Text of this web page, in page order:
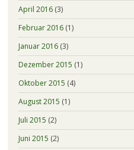
April 2016(3)
Februar 2016(1)
Januar 2016(3)
Dezember 2015 (1)
Oktober 2015 (4)
August 2015 (1)
Juli 2015 (2)
Juni 2015 (2)